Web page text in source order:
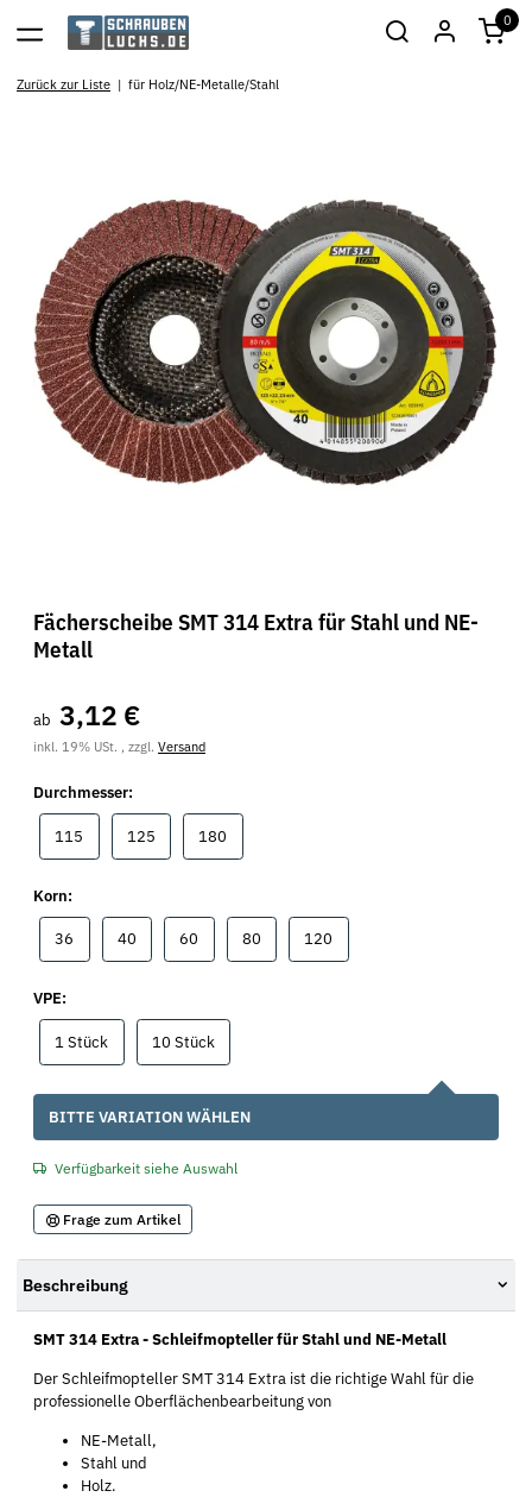
0
Zurück zur Liste für Holz/NE-Metalle/Stahl
Fächerscheibe SMT 314 Extra für Stahl und NE-
Metall
ab 3,12 €
inkl. 19% USt. , zzgl. Versand
Durchmesser:
115 125125 180
Korn:
36 4040 60 8080 120
VPE:
1 Stück 1 Stück10 Stück10 Stück
x
BITTE VARIATION WÄHLEN
Verfügbarkeit siehe Auswahl
Frage zum Artikel
Beschreibung
SMT 314 Extra - Schleifmopteller für Stahl und NE-Metall
Der Schleifmopteller SMT 314 Extra ist die richtige Wahl für die
professionelle Oberflächenbearbeitung von
NE-Metall,
Stahl und
Holz.